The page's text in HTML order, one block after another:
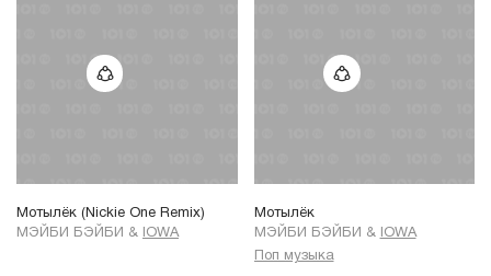
Мотылёк (Nickie One Remix)
МЭЙБИ БЭЙБИ & IOWA
Мотылёк
МЭЙБИ БЭЙБИ &
IOWA
Поп музыка